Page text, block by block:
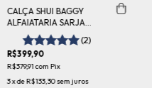
CALÇA SHUI BAGGY
ALFAIATARIA SARJA
TECHNO DRAGON
(2)
R$399,90
R$379,91com Pix
3x deR$133,30sem juros